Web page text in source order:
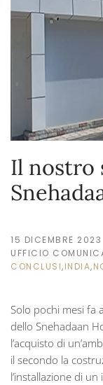
Il nostro
15 DICEMBRE 2023
UFFICIO
CONCLUSI,INDIA,
Solo pochi mesi fa
dello Snehadaan
l’acquisto di
il secondo la
l’installazione di